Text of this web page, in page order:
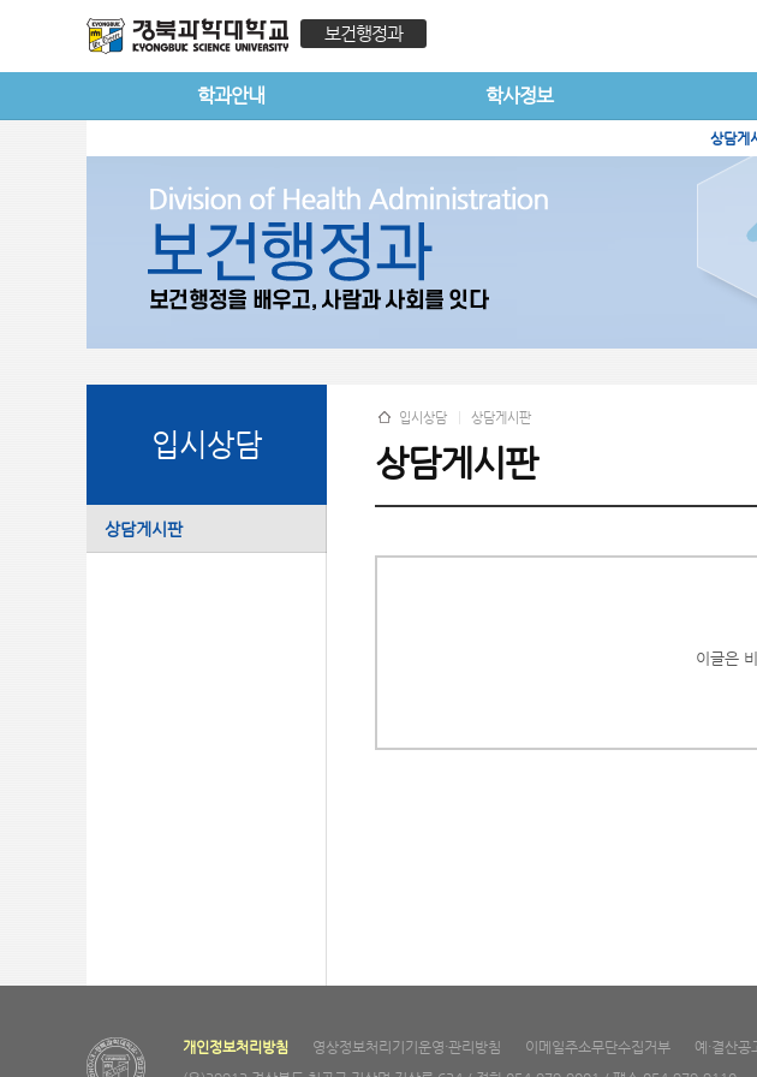
보건행정과
학과안내 학사정보
상담게
입시상담
상담게시판
입시상담 상담게시판
상담게시판
이글은
개인정보처리방침 영상정보처리기기운영·관리방침 이메일주소무단수집거부 예·결산공